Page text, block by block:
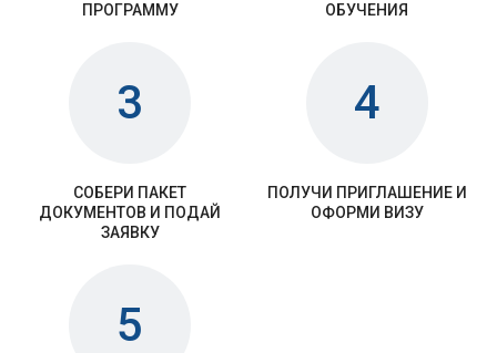
ПРОГРАММУ
ОБУЧЕНИЯ
3
СОБЕРИ ПАКЕТ
ДОКУМЕНТОВ И ПОДАЙ
ЗАЯВКУ
4
ПОЛУЧИ ПРИГЛАШЕНИЕ И
ОФОРМИ ВИЗУ
5